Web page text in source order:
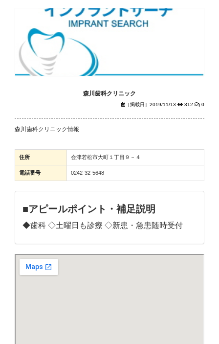
森川歯科クリニック
［掲載日］2019/11/13 312 0
森川歯科クリニック情報
住所 会津若松市大町１丁目９－４
電話番号 0242-32-5648
■アピールポイント・補足説明
◆歯科 ◇土曜日も診療 ◇新患・急患随時受付